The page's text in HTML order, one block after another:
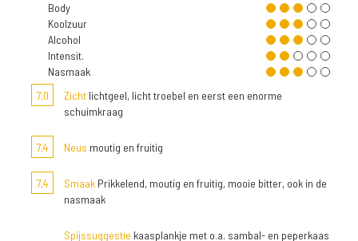
Body
Koolzuur
Alcohol
Intensit.
Nasmaak
7,0
Zicht lichtgeel, licht troebel en eerst een enorme
schuimkraag
7,4 Neus moutig en fruitig
7,4 Smaak Prikkelend, moutig en fruitig, mooie bitter, ook in de
nasmaak
Spijssuggestie kaasplankje met o.a. sambal- en peperkaas